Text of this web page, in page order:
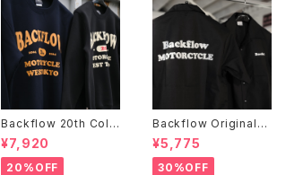
Backflow 20th Coll
ege Logo T/C Swea
t
¥7,920
20%OFF
Backflow Original
T/C Open Collar S/S
Work Shirt
¥5,775
30%OFF